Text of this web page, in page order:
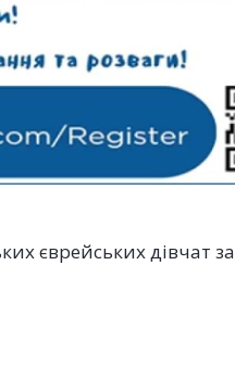
єврейських дівчат за